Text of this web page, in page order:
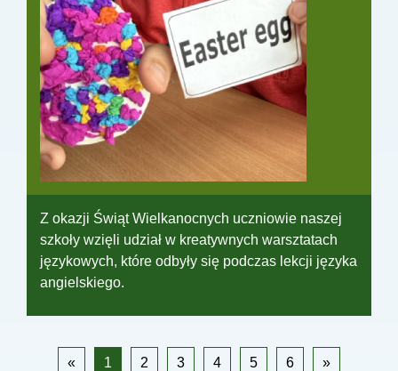
Z okazji Świąt Wielkanocnych uczniowie naszej
szkoły wzięli udział w kreatywnych warsztatach
językowych, które odbyły się podczas lekcji języka
angielskiego.
« 1 2 3 4 5 6 »